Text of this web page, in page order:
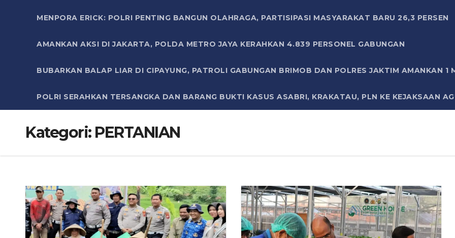
MENPORA ERICK: POLRI PENTING BANGUN OLAHRAGA, PARTISIPASI MASYARAKAT BARU 26,3 PERSEN
AMANKAN AKSI DI JAKARTA, POLDA METRO JAYA KERAHKAN 4.839 PERSONEL GABUNGAN
BUBARKAN BALAP LIAR DI CIPAYUNG, PATROLI GABUNGAN BRIMOB DAN POLRES JAKTIM AMANKAN 1
POLRI SERAHKAN TERSANGKA DAN BARANG BUKTI KASUS ASABRI, KRAKATAU, PLN KE KEJAKSAAN
Kategori: PERTANIAN